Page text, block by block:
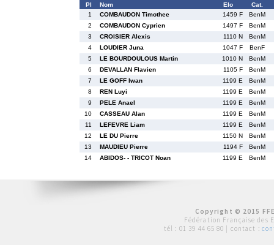
Pl Nom Elo
Cat.
1
COMBAUDON Timothee 1459 F
BenM
2
COMBAUDON Cyprien 1497 F
BenM
3
CROISIER Alexis 1110 N
BenM
4
LOUDIER Juna 1047 F
BenF
5
LE BOURDOULOUS Martin 1010 N
BenM
6
DEVALLAN Flavien 1105 F
BenM
7
LE GOFF Iwan 1199 E
BenM
8
REN Luyi 1199 E
BenM
9
PELE Anael 1199 E
BenM
10
CASSEAU Alan 1199 E
BenM
11
LEFEVRE Liam 1199 E
BenM
12
LE DU Pierre 1150 N
BenM
13
MAUDIEU Pierre 1194 F
BenM
14
ABIDOS- - TRICOT Noan 1199 E BenM
Copyright © 2015
Fédération Française des
tél : 01 39 44 65 80 | contact :